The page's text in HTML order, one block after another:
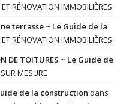
RÉNOVATION IMMOBILIÈRES
terrasse ~ Le Guide de la
RÉNOVATION IMMOBILIÈRES
DE TOITURES ~ Le Guide de
MESURE
de la construction dans